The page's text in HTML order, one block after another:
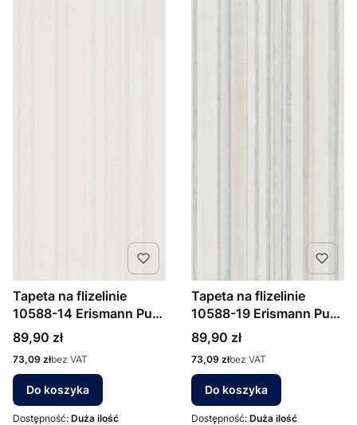
Tapeta na flizelinie
10588-14 Erismann Pure
Harmony pasy
Cena
89,90 zł
Cena
73,09 złbez VAT
Do koszyka
Dostępność: Duża ilość
Tapeta na flizelinie
10588-19 Erismann Pure
Harmony pasy
Cena
89,90 zł
Cena
73,09 złbez VAT
Do koszyka
Dostępność: Duża ilość